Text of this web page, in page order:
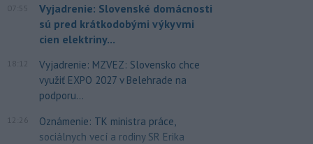
07:55
Vyjadrenie: Slovenské domácnosti
sú pred krátkodobými výkyvmi
cien elektriny...
18:12
Vyjadrenie: MZVEZ: Slovensko chce
využiť EXPO 2027 v Belehrade na
podporu...
12:26
Oznámenie: TK ministra práce,
sociálnych vecí a rodiny SR Erika